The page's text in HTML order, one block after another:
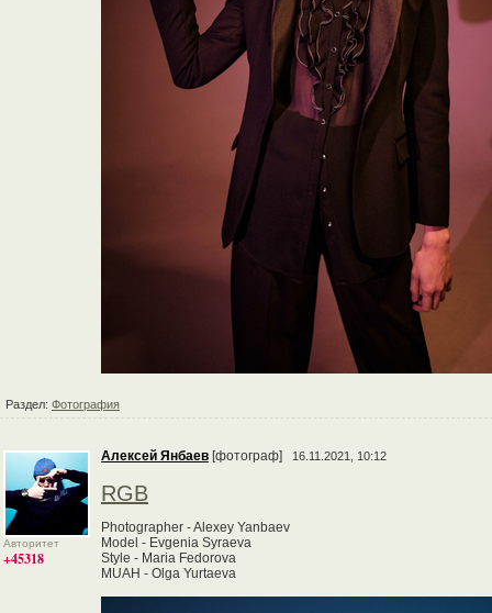
Раздел: Фотография
Авторитет
+45318
Алексей Янбаев [фотограф] 16.11.2021, 10:12
RGB
Photographer - Alexey Yanbaev
Model - Evgenia Syraeva
Style - Maria Fedorova
MUAH - Olga Yurtaeva